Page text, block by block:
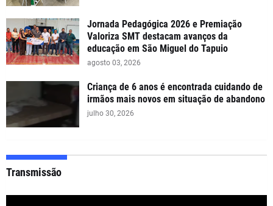
Jornada Pedagógica 2026 e Premiação
Valoriza SMT destacam avanços da
educação em São Miguel do Tapuio
agosto 03, 2026
Criança de 6 anos é encontrada cuidando de
irmãos mais novos em situação de abandono
julho 30, 2026
Transmissão